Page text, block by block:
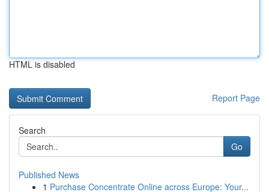
HTML is disabled
Report Page
Search
Go
Published News
1 Purchase Concentrate Online across Europe: Your...